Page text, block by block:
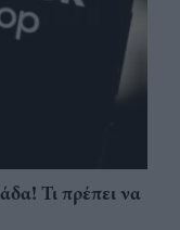
Τι πρέπει να